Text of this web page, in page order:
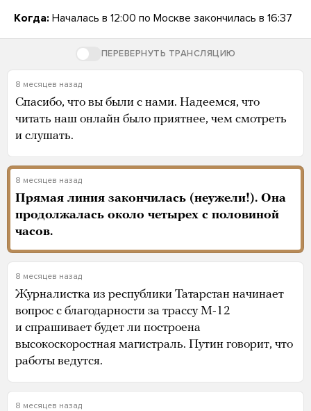
Когда: Началась в 12:00 по Москве закончилась в 16:37
ПЕРЕВЕРНУТЬ ТРАНСЛЯЦИЮ
8 месяцев назад
Спасибо, что вы были с нами. Надеемся, что
читать наш онлайн было приятнее, чем смотреть
и слушать.
8 месяцев назад
Прямая линия закончилась (неужели!). Она
продолжалась около четырех с половиной
часов.
8 месяцев назад
Журналистка из республики Татарстан начинает
вопрос с благодарности за трассу М-12
и спрашивает будет ли построена
высокоскоростная магистраль. Путин говорит, что
работы ведутся.
8 месяцев назад